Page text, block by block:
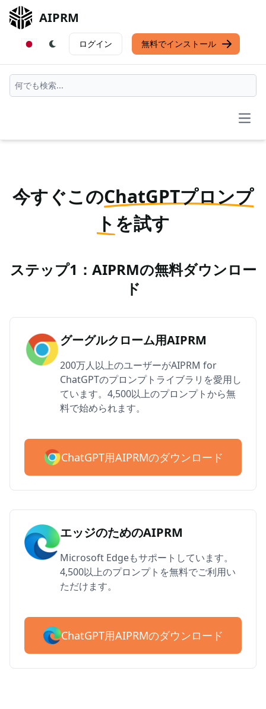
AIPRM
ログイン 無料でインストール
今すぐこのChatGPTプロンプ
ト を試す
ステップ1：AIPRMの無料ダウンロー
ド
グーグルクローム用AIPRM
200万人以上のユーザーがAIPRM for
ChatGPTのプロンプトライブラリを愛用し
ています。4,500以上のプロンプトから無
料で始められます。
ChatGPT用AIPRMのダウンロード
エッジのためのAIPRM
Microsoft Edgeもサポートしています。
4,500以上のプロンプトを無料でご利用い
ただけます。
ChatGPT用AIPRMのダウンロード